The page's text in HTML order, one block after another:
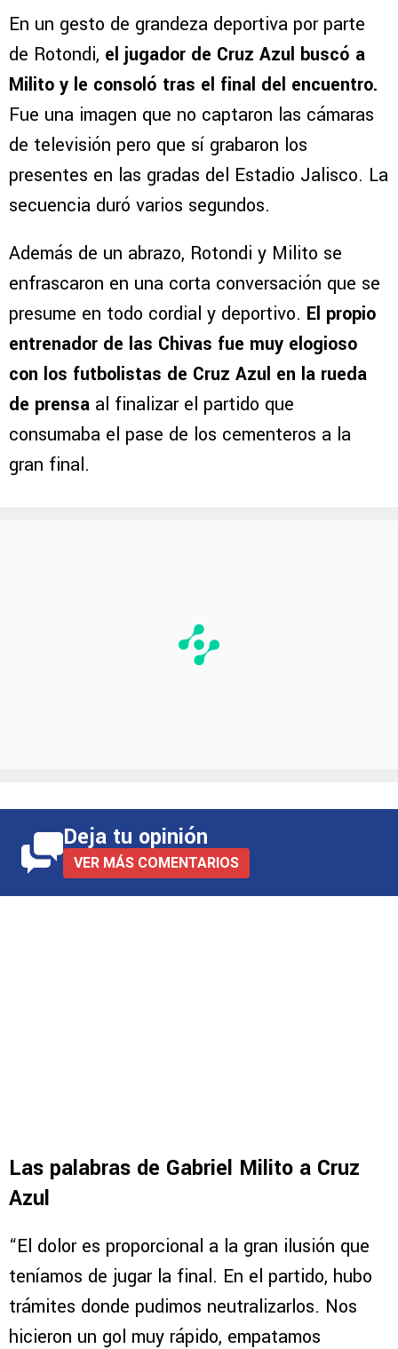
En un gesto de grandeza deportiva por parte
de Rotondi, el jugador de Cruz Azul buscó a
Milito y le consoló tras el final del encuentro.
Fue una imagen que no captaron las cámaras
de televisión pero que sí grabaron los
presentes en las gradas del Estadio Jalisco. La
secuencia duró varios segundos.
Además de un abrazo, Rotondi y Milito se
enfrascaron en una corta conversación que se
presume en todo cordial y deportivo. El propio
entrenador de las Chivas fue muy elogioso
con los futbolistas de Cruz Azul en la rueda
de prensa al finalizar el partido que
consumaba el pase de los cementeros a la
gran final.
Deja tu opinión
VER MÁS COMENTARIOS
Las palabras de Gabriel Milito a Cruz
Azul
“El dolor es proporcional a la gran ilusión que
teníamos de jugar la final. En el partido, hubo
trámites donde pudimos neutralizarlos. Nos
hicieron un gol muy rápido, empatamos